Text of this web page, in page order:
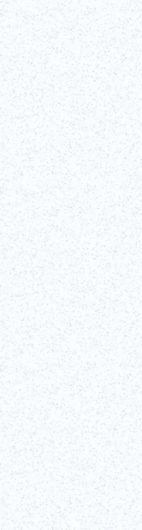
Consigliato
Scopri i segreti di una